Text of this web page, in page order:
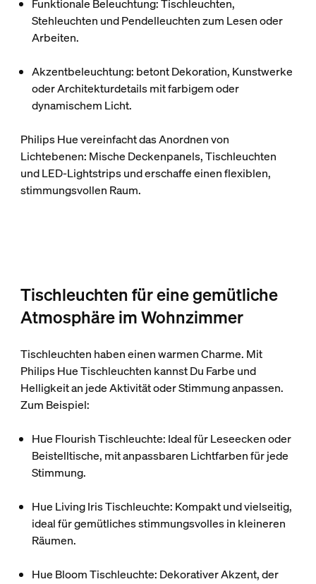
Funktionale Beleuchtung: Tischleuchten,
Stehleuchten und Pendelleuchten zum Lesen oder
Arbeiten.
Akzentbeleuchtung: betont Dekoration, Kunstwerke
oder Architekturdetails mit farbigem oder
dynamischem Licht.
Philips Hue vereinfacht das Anordnen von
Lichtebenen: Mische Deckenpanels, Tischleuchten
und LED-Lightstrips und erschaffe einen flexiblen,
stimmungsvollen Raum.
Tischleuchten für eine gemütliche
Atmosphäre im Wohnzimmer
Tischleuchten haben einen warmen Charme. Mit
Philips Hue Tischleuchten kannst Du Farbe und
Helligkeit an jede Aktivität oder Stimmung anpassen.
Zum Beispiel:
Hue Flourish Tischleuchte: Ideal für Leseecken oder
Beistelltische, mit anpassbaren Lichtfarben für jede
Stimmung.
Hue Living Iris Tischleuchte: Kompakt und vielseitig,
ideal für gemütliches stimmungsvolles in kleineren
Räumen.
Hue Bloom Tischleuchte: Dekorativer Akzent, der